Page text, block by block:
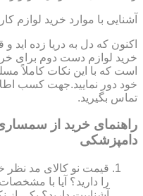
آشنایی با موارد خرید لوازم
اکنون که دل به دریا زده
خرید لوازم دست دوم برای
است که با این نکات کاملاً
خود دور نمایید.جهت کسب
تماس بگیرید.
راهنمای خرید از
دامپزشکی
قیمت نو کالای مد نظر
را دارید؟ آیا با